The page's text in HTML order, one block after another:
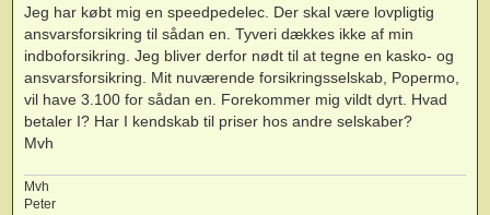
d
æ
Jeg har købt mig en speedpedelec. Der skal være lovpligtig
ansvarsforsikring til sådan en. Tyveri dækkes ikke af min
indboforsikring. Jeg bliver derfor nødt til at tegne en kasko- og
ansvarsforsikring. Mit nuværende forsikringsselskab, Popermo,
vil have 3.100 for sådan en. Forekommer mig vildt dyrt. Hvad
betaler I? Har I kendskab til priser hos andre selskaber?
Mvh
Mvh
Peter